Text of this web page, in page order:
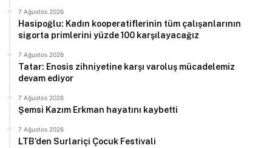
7 Ağustos 2026
Hasipoğlu: Kadın kooperatiflerinin tüm çalışanlarının
sigorta primlerini yüzde 100 karşılayacağız
7 Ağustos 2026
Tatar: Enosis zihniyetine karşı varoluş mücadelemiz
devam ediyor
7 Ağustos 2026
Şemsi Kazım Erkman hayatını kaybetti
7 Ağustos 2026
LTB’den Surlariçi Çocuk Festivali